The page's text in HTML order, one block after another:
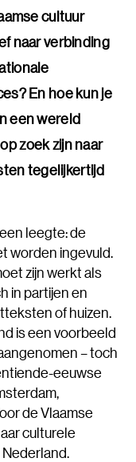
cultuur
naar verbinding
En hoe kun je
een wereld
zoek zijn naar
tegelijkertijd
leegte: de
worden ingevuld.
zijn werkt als
in partijen en
of huizen.
is een voorbeeld
– toch
eeuwse
de Vlaamse
culturele